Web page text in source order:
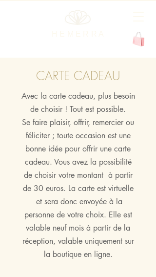
CARTE CADEAU
Avec la carte cadeau, plus besoin
de choisir ! Tout est possible.
Se faire plaisir, offrir, remercier ou
féliciter ; toute occasion est une
bonne idée pour offrir une carte
cadeau. Vous avez la possibilité
de choisir votre montant à partir
de 30 euros. La carte est virtuelle
et sera donc envoyée à la
personne de votre choix. Elle est
valable neuf mois à partir de la
réception, valable uniquement sur
la boutique en ligne.